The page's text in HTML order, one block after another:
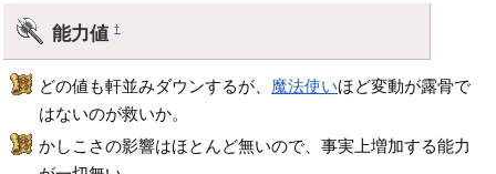
能力値†
どの値も軒並みダウンするが、 魔法使いほど変動が露骨で
はないのが救いか。
かしこさの影響はほとんど無いので、事実上増加する能力